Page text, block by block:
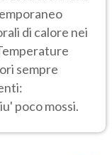
di calore nei
sempre
poco mossi.